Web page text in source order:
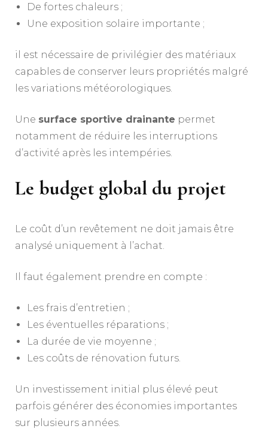
De fortes chaleurs ;
Une exposition solaire importante ;
il est nécessaire de privilégier des matériaux
capables de conserver leurs propriétés malgré
les variations météorologiques.
Une surface sportive drainante permet
notamment de réduire les interruptions
d’activité après les intempéries.
Le budget global du projet
Le coût d’un revêtement ne doit jamais être
analysé uniquement à l’achat.
Il faut également prendre en compte :
Les frais d’entretien ;
Les éventuelles réparations ;
La durée de vie moyenne ;
Les coûts de rénovation futurs.
Un investissement initial plus élevé peut
parfois générer des économies importantes
sur plusieurs années.